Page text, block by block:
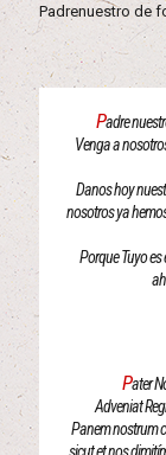
Padrenuestro de
Padre
Venga a
Danos hoy
nosotros ya
Porque Tuyo es
Pater
Adveniat
Panem nostrum